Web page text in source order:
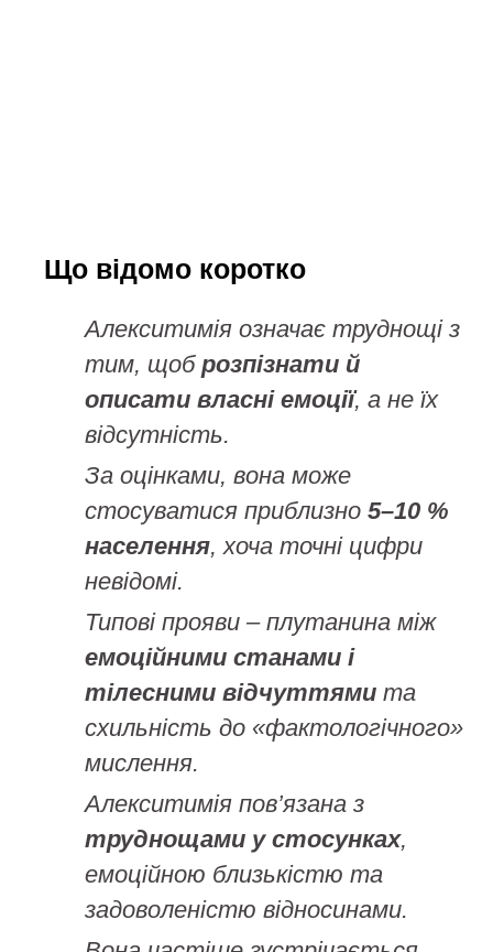
Що відомо коротко
Алекситимія означає труднощі з
тим, щоброзпізнати й
описати власні емоції, а не їх
відсутність.
За оцінками, вона може
стосуватися приблизно5–10 %
населення, хоча точні цифри
невідомі.
Типові прояви – плутанина між
емоційними станами і
тілесними відчуттями та
схильність до «фактологічного»
мислення.
Алекситимія пов’язана з
труднощами у стосунках,
емоційною близькістю та
задоволеністю відносинами.